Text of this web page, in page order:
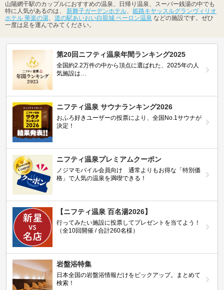
山陽網干駅のカップルにおすすめの温泉、日帰り温泉、スーパー銭湯の中でも
特に人気があるのは、 新舞子ガーデンホテル、 姫路キヤッスルグランヴィリオ
ホテル 華楽の湯、 道の駅あいおい白龍城 ペーロン温泉 などの施設です。ぜひ
一度は足を運んでみてください。
第20回ニフティ温泉年間ランキング2025
全国約2.2万件の中から頂点に選ばれた、2025年の人
気施設は…
ニフティ温泉 サウナランキング2026
おふろ好きユーザーの投票により、全国No.1サウナが
決定！
ニフティ温泉プレミアムクーポン
ノジマモバイル会員向け 通常よりもお得な「特別価
格」で人気の温泉を満喫できる！
【ニフティ温泉 百名湯2026】
行ってみたい施設に投票してプレゼントを当てよう！
（全10回開催 / 合計260名様）
岩盤浴特集
日本全国の岩盤浴情報だけをピックアップ。まとめて
検索！